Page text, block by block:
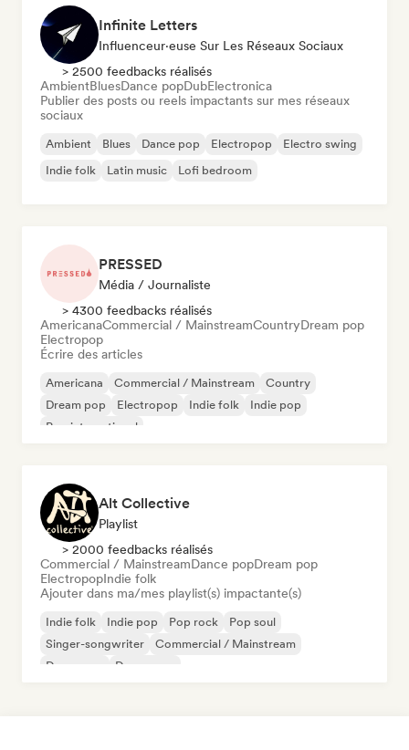
Infinite Letters
Influenceur·euse Sur Les Réseaux Sociaux
> 2500 feedbacks réalisés
AmbientBluesDance popDubElectronica
Publier des posts ou reels impactants sur mes réseaux
sociaux
Ambient Blues Dance pop Electropop
Electro swing
Indie folk
Latin music Lofi bedroom
PRESSED
Média / Journaliste
> 4300 feedbacks réalisés
AmericanaCommercial / MainstreamCountryDream pop
Electropop
Écrire des articles
Americana Commercial / Mainstream
Country
Dream pop
Electropop Indie folk
Indie pop
Pop international
Alt Collective
Playlist
> 2000 feedbacks réalisés
Commercial / MainstreamDance popDream pop
ElectropopIndie folk
Ajouter dans ma/mes playlist(s) impactante(s)
Indie folk Indie pop Pop rock
Pop soul
Singer-songwriter
Commercial / Mainstream
Dance pop
Dream pop